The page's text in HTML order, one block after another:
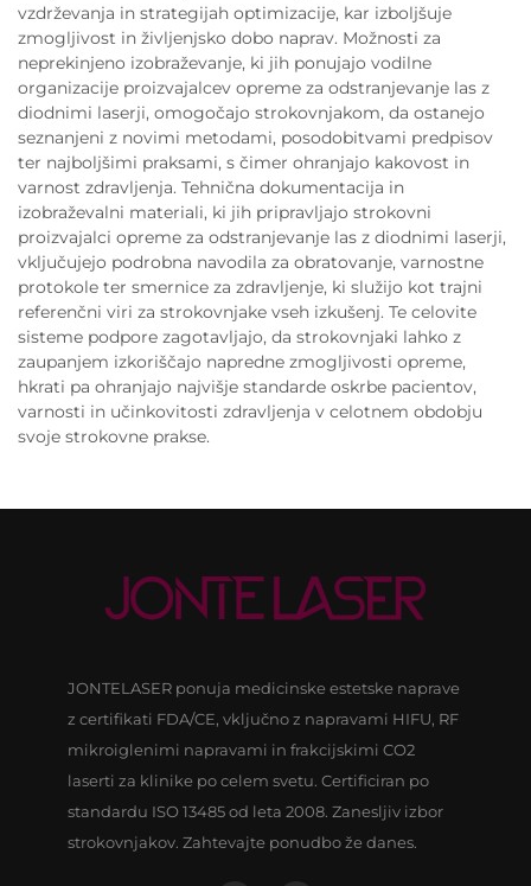
vzdrževanja in strategijah optimizacije, kar izboljšuje
zmogljivost in življenjsko dobo naprav. Možnosti za
neprekinjeno izobraževanje, ki jih ponujajo vodilne
organizacije proizvajalcev opreme za odstranjevanje las z
diodnimi laserji, omogočajo strokovnjakom, da ostanejo
seznanjeni z novimi metodami, posodobitvami predpisov
ter najboljšimi praksami, s čimer ohranjajo kakovost in
varnost zdravljenja. Tehnična dokumentacija in
izobraževalni materiali, ki jih pripravljajo strokovni
proizvajalci opreme za odstranjevanje las z diodnimi laserji,
vključujejo podrobna navodila za obratovanje, varnostne
protokole ter smernice za zdravljenje, ki služijo kot trajni
referenčni viri za strokovnjake vseh izkušenj. Te celovite
sisteme podpore zagotavljajo, da strokovnjaki lahko z
zaupanjem izkoriščajo napredne zmogljivosti opreme,
hkrati pa ohranjajo najvišje standarde oskrbe pacientov,
varnosti in učinkovitosti zdravljenja v celotnem obdobju
svoje strokovne prakse.
JONTELASER ponuja medicinske estetske naprave
z certifikati FDA/CE, vključno z napravami HIFU, RF
mikroiglenimi napravami in frakcijskimi CO2
laserti za klinike po celem svetu. Certificiran po
standardu ISO 13485 od leta 2008. Zanesljiv izbor
strokovnjakov. Zahtevajte ponudbo že danes.